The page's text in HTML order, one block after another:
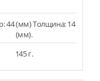
44 (мм) Толщина: 14
(мм).
145 г.